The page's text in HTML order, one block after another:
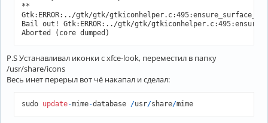
**
Gtk:ERROR:../gtk/gtk/
Bail out! Gtk:ERROR:../gtk/gtk/
P.S Устанавливал иконки с xfce-look, переместил в папку
/usr/share/icons
Весь инет перерыл вот чё накапал и сделал:
sudo update-mime-database /usr/share/